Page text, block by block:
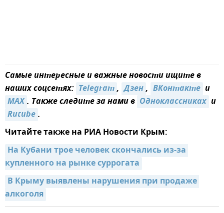
Самые интересные и важные новости ищите в
наших соцсетях: Telegram, Дзен, ВКонтакте и
MAX. Также следите за нами в Одноклассниках и
Rutube.
Читайте также на РИА Новости Крым:
На Кубани трое человек скончались из-за
купленного на рынке суррогата
В Крыму выявлены нарушения при продаже
алкоголя